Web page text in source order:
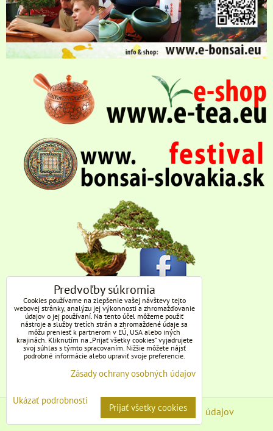
Zásady ochrany osobných údajov
Predvoľby súkromia
Cookies používame na zlepšenie vašej návštevy tejto
webovej stránky, analýzu jej výkonnosti a zhromažďovanie
údajov o jej používaní. Na tento účel môžeme použiť
nástroje a služby tretích strán a zhromaždené údaje sa
môžu preniesť k partnerom v EÚ, USA alebo iných
krajinách. Kliknutím na „Prijať všetky cookies“ vyjadrujete
svoj súhlas s týmto spracovaním. Nižšie môžete nájsť
podrobné informácie alebo upraviť svoje preferencie.
Zásady ochrany osobných údajov
Ukázať podrobnosti
Prijať všetky cookies